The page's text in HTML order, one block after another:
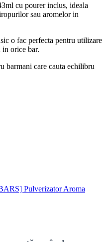
cu pourer inclus, ideala
sau aromelor in
o fac perfecta pentru utilizare
orice bar.
barmani care cauta echilibru